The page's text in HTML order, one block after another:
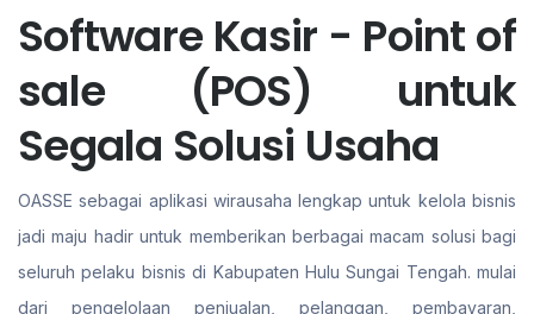
Software Kasir - Point of
sale (POS) untuk
Segala Solusi Usaha
OASSE sebagai aplikasi wirausaha lengkap untuk kelola bisnis
jadi maju hadir untuk memberikan berbagai macam solusi bagi
seluruh pelaku bisnis di Kabupaten Hulu Sungai Tengah. mulai
dari pengelolaan penjualan, pelanggan, pembayaran,